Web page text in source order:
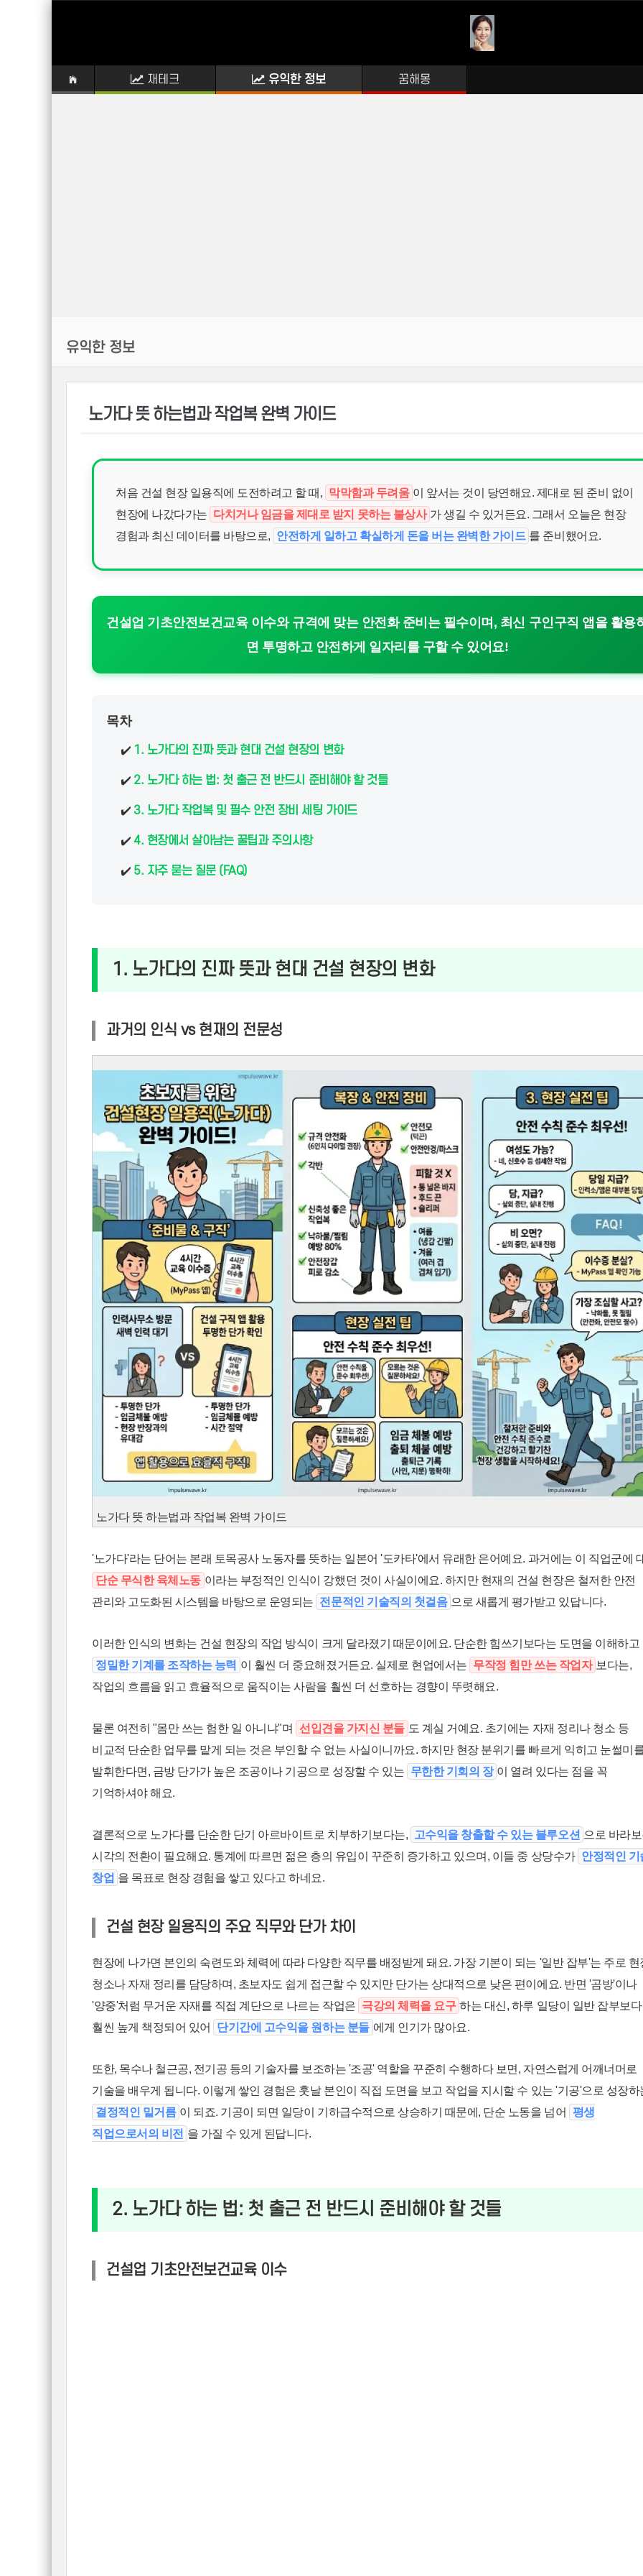
재테크 유익한 정보 꿈해몽
유익한 정보
노가다 뜻 하는법과 작업복 완벽 가이드
처음 건설 현장 일용직에 도전하려고 할 때, 막막함과 두려움 이 앞서는 것이 당연해요. 제대로 된 준비 없이
현장에 나갔다가는 다치거나 임금을 제대로 받지 못하는 불상사 가 생길 수 있거든요. 그래서 오늘은 현장
경험과 최신 데이터를 바탕으로, 안전하게 일하고 확실하게 돈을 버는 완벽한 가이드 를 준비했어요.
건설업 기초안전보건교육 이수와 규격에 맞는 안전화 준비는 필수이며, 최신 구인구직 앱을 활용
면 투명하고 안전하게 일자리를 구할 수 있어요!
목차
✔️ 1. 노가다의 진짜 뜻과 현대 건설 현장의 변화
✔️ 2. 노가다 하는 법: 첫 출근 전 반드시 준비해야 할 것들
✔️ 3. 노가다 작업복 및 필수 안전 장비 세팅 가이드
✔️4. 현장에서 살아남는 꿀팁과 주의사항
✔️ 5. 자주 묻는 질문 (FAQ)
1. 노가다의 진짜 뜻과 현대 건설 현장의 변화
과거의 인식 vs 현재의 전문성
노가다 뜻 하는법과 작업복 완벽 가이드
'노가다'라는 단어는 본래 토목공사 노동자를 뜻하는 일본어 '도카타'에서 유래한 은어예요. 과거에는 이 직업군에
단순 무식한 육체노동 이라는 부정적인 인식이 강했던 것이 사실이에요. 하지만 현재의 건설 현장은 철저한 안전
관리와 고도화된 시스템을 바탕으로 운영되는 전문적인 기술직의 첫걸음 으로 새롭게 평가받고 있답니다.
이러한 인식의 변화는 건설 현장의 작업 방식이 크게 달라졌기 때문이에요. 단순한 힘쓰기보다는 도면을 이해하고
정밀한 기계를 조작하는 능력 이 훨씬 더 중요해졌거든요. 실제로 현업에서는 무작정 힘만 쓰는 작업자 보다는,
작업의 흐름을 읽고 효율적으로 움직이는 사람을 훨씬 더 선호하는 경향이 뚜렷해요.
물론 여전히 "몸만 쓰는 험한 일 아니냐"며 선입견을 가지신 분들 도 계실 거예요. 초기에는 자재 정리나 청소 등
비교적 단순한 업무를 맡게 되는 것은 부인할 수 없는 사실이니까요. 하지만 현장 분위기를 빠르게 익히고 눈썰미
발휘한다면, 금방 단가가 높은 조공이나 기공으로 성장할 수 있는 무한한 기회의 장 이 열려 있다는 점을 꼭
기억하셔야 해요.
결론적으로 노가다를 단순한 단기 아르바이트로 치부하기보다는, 고수익을 창출할 수 있는 블루오션 으로 바라
시각의 전환이 필요해요. 통계에 따르면 젊은 층의 유입이 꾸준히 증가하고 있으며, 이들 중 상당수가 안정적인 기
창업 을 목표로 현장 경험을 쌓고 있다고 하네요.
건설 현장 일용직의 주요 직무와 단가 차이
현장에 나가면 본인의 숙련도와 체력에 따라 다양한 직무를 배정받게 돼요. 가장 기본이 되는 '일반 잡부'는 주로 현
청소나 자재 정리를 담당하며, 초보자도 쉽게 접근할 수 있지만 단가는 상대적으로 낮은 편이에요. 반면 '곰방'이나
'양중'처럼 무거운 자재를 직접 계단으로 나르는 작업은 극강의 체력을 요구 하는 대신, 하루 일당이 일반 잡부보다
훨씬 높게 책정되어 있어
단기간에 고수익을 원하는 분들 에게 인기가 많아요.
또한, 목수나 철근공, 전기공 등의 기술자를 보조하는 '조공' 역할을 꾸준히 수행하다 보면, 자연스럽게 어깨너머로
기술을 배우게 됩니다. 이렇게 쌓인 경험은 훗날 본인이 직접 도면을 보고 작업을 지시할 수 있는 '기공'으로 성장하
결정적인 밑거름 이 되죠. 기공이 되면 일당이 기하급수적으로 상승하기 때문에, 단순 노동을 넘어
평생
직업으로서의 비전 을 가질 수 있게 된답니다.
2. 노가다 하는 법: 첫 출근 전 반드시 준비해야 할 것들
건설업 기초안전보건교육 이수